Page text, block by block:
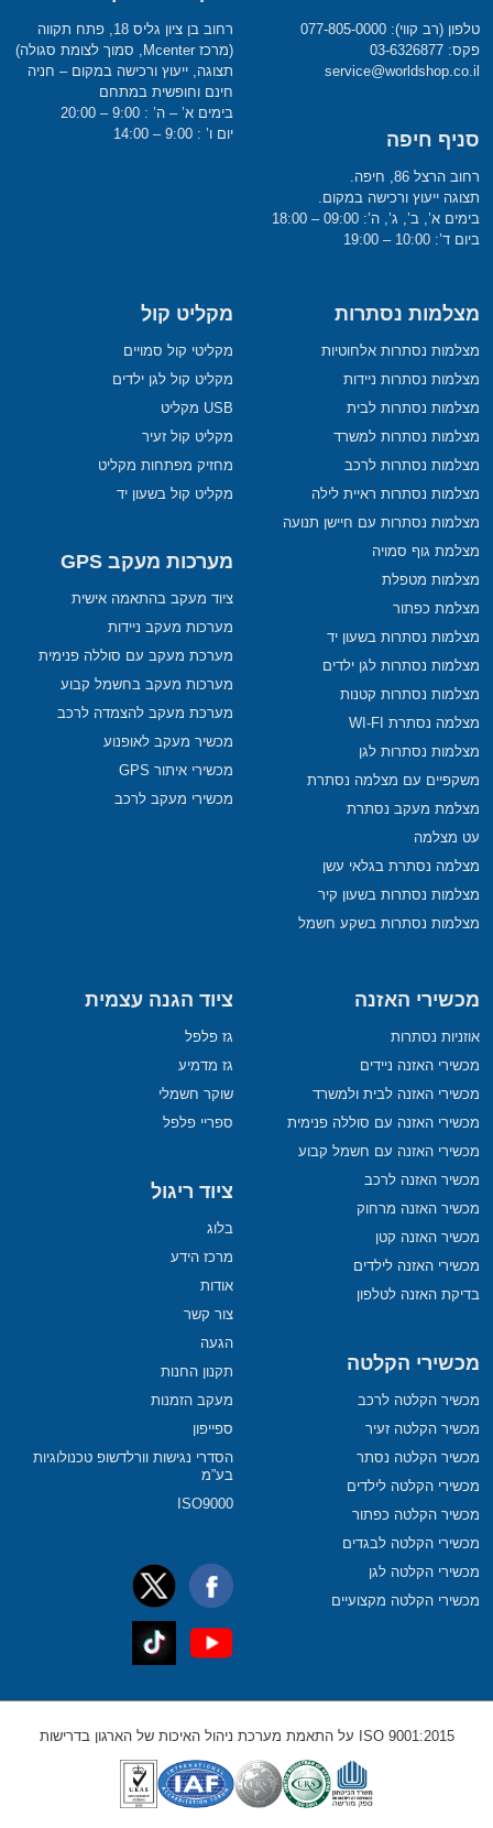
טלפון (רב קווי): 077-805-0000
פקס: 03-6326877
service@worldshop.co.il
סניף חיפה
רחוב הרצל 86, חיפה.
תצוגה ייעוץ ורכישה במקום.
בימים א’, ב’, ג’, ה’: 09:00 – 18:00
ביום ד’: 10:00 – 19:00
רחוב בן ציון גליס 18, פתח תקווה
(מרכז Mcenter, סמוך לצומת סגולה)
תצוגה, ייעוץ ורכישה במקום – חניה
חינם וחופשית במתחם
בימים א’ – ה’ : 9:00 – 20:00
יום ו’ : 9:00 – 14:00
מצלמות נסתרות
מצלמות נסתרות אלחוטיות
מצלמות נסתרות ניידות
מצלמות נסתרות לבית
מצלמות נסתרות למשרד
מצלמות נסתרות לרכב
מצלמות נסתרות ראיית לילה
מצלמות נסתרות עם חיישן תנועה
מצלמת גוף סמויה
מצלמות מטפלת
מצלמת כפתור
מצלמות נסתרות בשעון יד
מצלמות נסתרות לגן ילדים
מצלמות נסתרות קטנות
מצלמה נסתרת WI-FI
מצלמות נסתרות לגן
משקפיים עם מצלמה נסתרת
מצלמת מעקב נסתרת
עט מצלמה
מצלמה נסתרת בגלאי עשן
מצלמות נסתרות בשעון קיר
מצלמות נסתרות בשקע חשמל
מקליט קול
מקליטי קול סמויים
מקליט קול לגן ילדים
USB מקליט
מקליט קול זעיר
מחזיק מפתחות מקליט
מקליט קול בשעון יד
מערכות מעקב GPS
ציוד מעקב בהתאמה אישית
מערכות מעקב ניידות
מערכת מעקב עם סוללה פנימית
מערכות מעקב בחשמל קבוע
מערכת מעקב להצמדה לרכב
מכשיר מעקב לאופנוע
מכשירי איתור GPS
מכשירי מעקב לרכב
מכשירי האזנה
אוזניות נסתרות
מכשירי האזנה ניידים
מכשירי האזנה לבית ולמשרד
מכשירי האזנה עם סוללה פנימית
מכשירי האזנה עם חשמל קבוע
מכשיר האזנה לרכב
מכשיר האזנה מרחוק
מכשיר האזנה קטן
מכשירי האזנה לילדים
בדיקת האזנה לטלפון
מכשירי הקלטה
מכשיר הקלטה לרכב
מכשיר הקלטה זעיר
מכשיר הקלטה נסתר
מכשירי הקלטה לילדים
מכשיר הקלטה כפתור
מכשירי הקלטה לבגדים
מכשירי הקלטה לגן
מכשירי הקלטה מקצועיים
ציוד הגנה עצמית
גז פלפל
גז מדמיע
שוקר חשמלי
ספריי פלפל
ציוד ריגול
בלוג
מרכז הידע
אודות
צור קשר
הגעה
תקנון החנות
מעקב הזמנות
ספייפון
הסדרי נגישות וורלדשופ טכנולוגיות
בע”מ
ISO9000
ISO 9001:2015 על התאמת מערכת ניהול האיכות של הארגון בדרישות